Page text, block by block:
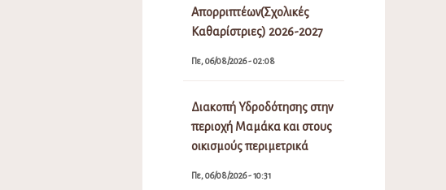
Απορριπτέων(Σχολικές
Καθαρίστριες) 2026-2027
Πε, 06/08/2026 - 02:08
Διακοπή Υδροδότησης στην
περιοχή Μαμάκα και στους
οικισμούς περιμετρικά
Πε, 06/08/2026 - 10:31